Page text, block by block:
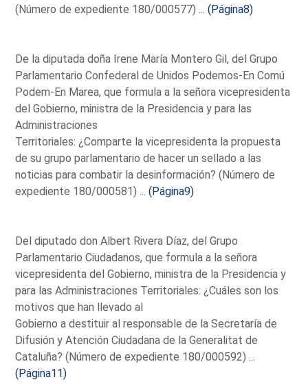
(Número de expediente 180/000577) ...(Página8)
De la diputada doña Irene María Montero Gil, del Grupo
Parlamentario Confederal de Unidos Podemos-En Comú
Podem-En Marea, que formula a la señora vicepresidenta
del Gobierno, ministra de la Presidencia y para las
Administraciones
Territoriales: ¿Comparte la vicepresidenta la propuesta
de su grupo parlamentario de hacer un sellado a las
noticias para combatir la desinformación? (Número de
expediente 180/000581) ...(Página9)
Del diputado don Albert Rivera Díaz, del Grupo
Parlamentario Ciudadanos, que formula a la señora
vicepresidenta del Gobierno, ministra de la Presidencia y
para las Administraciones Territoriales: ¿Cuáles son los
motivos que han llevado al
Gobierno a destituir al responsable de la Secretaría de
Difusión y Atención Ciudadana de la Generalitat de
Cataluña? (Número de expediente 180/000592) ...
(Página11)